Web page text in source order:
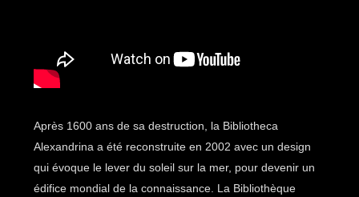
Après 1600 ans de sa destruction, la Bibliotheca
Alexandrina a été reconstruite en 2002 avec un design
qui évoque le lever du soleil sur la mer, pour devenir un
édifice mondial de la connaissance. La Bibliothèque